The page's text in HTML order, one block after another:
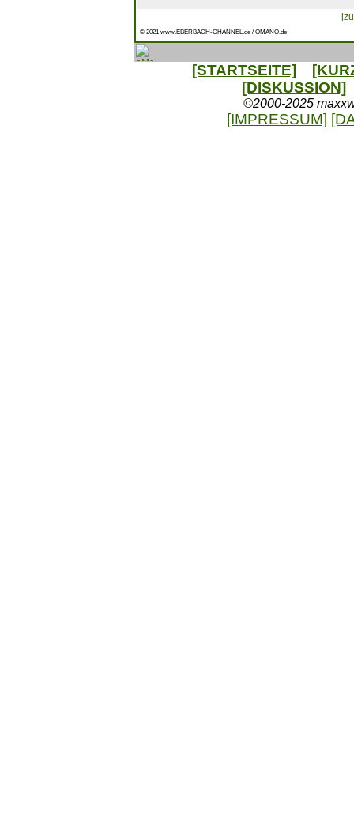
© 2021 www.EBERBACH-CHANNEL.de / OMANO.de
[STARTSEITE]
[DISKUSSION]
©2000-2025
[IMPRESSUM]